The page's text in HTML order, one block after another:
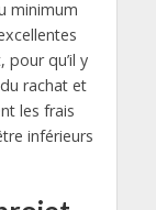
minimum
pour qu’il y
rachat et
les frais
inférieurs